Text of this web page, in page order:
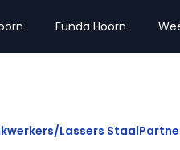
Funda Hoorn
Lassers